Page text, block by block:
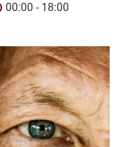
00:00 - 18:00